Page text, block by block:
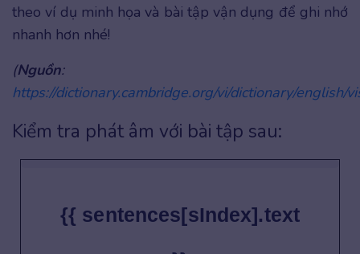
theo ví dụ minh họa và bài tập vận dụng để ghi nhớ
nhanh hơn nhé!
(Nguồn:
https://dictionary.cambridge.org/vi/dictionary/english/
Kiểm tra phát âm với bài tập sau:
{{ sentences[sIndex].text